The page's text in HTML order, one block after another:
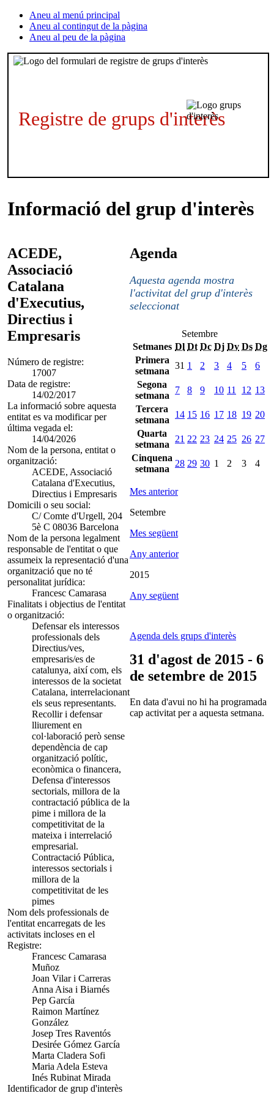
Aneu al menú principal
Aneu al contingut de la pàgina
Aneu al peu de la pàgina
Registre de grups d'interès
Informació del grup d'interès
ACEDE,
Associació
Catalana
d'Executius,
Directius i
Empresaris
Número de registre:
17007
Data de registre:
14/02/2017
La informació sobre aquesta
entitat es va modificar per
última vegada el:
14/04/2026
Nom de la persona, entitat o
organització:
ACEDE, Associació
Catalana d'Executius,
Directius i Empresaris
Domicili o seu social:
C/ Comte d'Urgell, 204
5è C 08036 Barcelona
Nom de la persona legalment
responsable de l'entitat o que
assumeix la representació d'una
organització que no té
personalitat jurídica:
Francesc Camarasa
Finalitats i objectius de l'entitat
o organització:
Defensar els interessos
professionals dels
Directius/ves,
empresaris/es de
catalunya, així com, els
interessos de la societat
Catalana, interrelacionant
els seus representants.
Recollir i defensar
lliurement en
col·laboració però sense
dependència de cap
organització polític,
econòmica o financera,
Defensa d'interessos
sectorials, millora de la
contractació pública de la
pime i millora de la
competitivitat de la
mateixa i interrelació
empresarial.
Contractació Pública,
interessos sectorials i
millora de la
competitivitat de les
pimes
Nom dels professionals de
l'entitat encarregats de les
activitats incloses en el
Registre:
Francesc Camarasa
Muñoz
Joan Vilar i Carreras
Anna Aisa i Biarnés
Pep García
Raimon Martínez
González
Josep Tres Raventós
Desirée Gómez García
Marta Cladera Sofi
Maria Adela Esteva
Inés Rubinat Mirada
Identificador de grup d'interès
Agenda
Aquesta agenda mostra
l'activitat del grup d'interès
seleccionat
Setembre
Setmanes Dl Dt Dc Dj Dv Ds Dg
Primera
setmana
31 1 2 3 4 5
6
Segona
setmana
7 8 9 10 11 12 13
Tercera
setmana
14 15 16 17 18 19 20
Quarta
setmana
21 22 23 24 25 26 27
Cinquena
setmana
28 29 30 1 2 3 4
Mes anterior
Setembre
Mes següent
Any anterior
2015
Any següent
Agenda dels grups d'interès
31 d'agost de 2015 - 6
de setembre de 2015
En data d'avui no hi ha programada
cap activitat per a aquesta setmana.